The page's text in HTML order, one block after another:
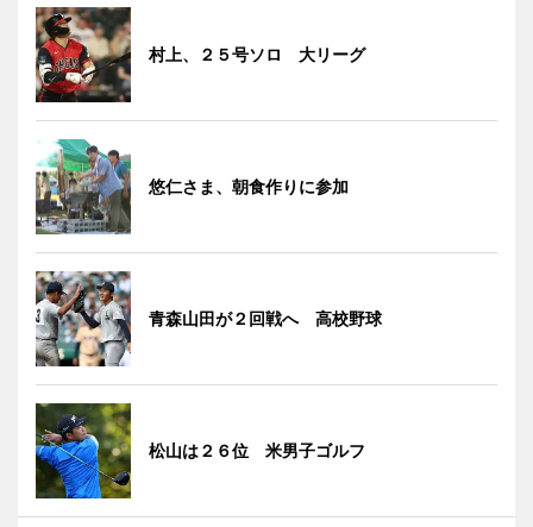
村上、２５号ソロ 大リーグ
悠仁さま、朝食作りに参加
青森山田が２回戦へ 高校野球
松山は２６位 米男子ゴルフ